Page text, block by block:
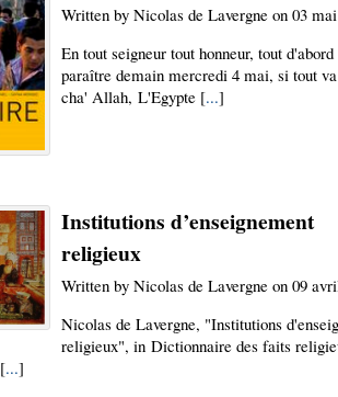
Written by Nicolas de Lavergne on 03
En tout seigneur tout honneur, tout d'abord
paraître demain mercredi 4 mai, si tout
cha' Allah, L'Egypte [...]
Institutions d’enseignement
religieux
Written by Nicolas de Lavergne on 09
Nicolas de Lavergne, "Institutions
religieux", in Dictionnaire des faits
...]